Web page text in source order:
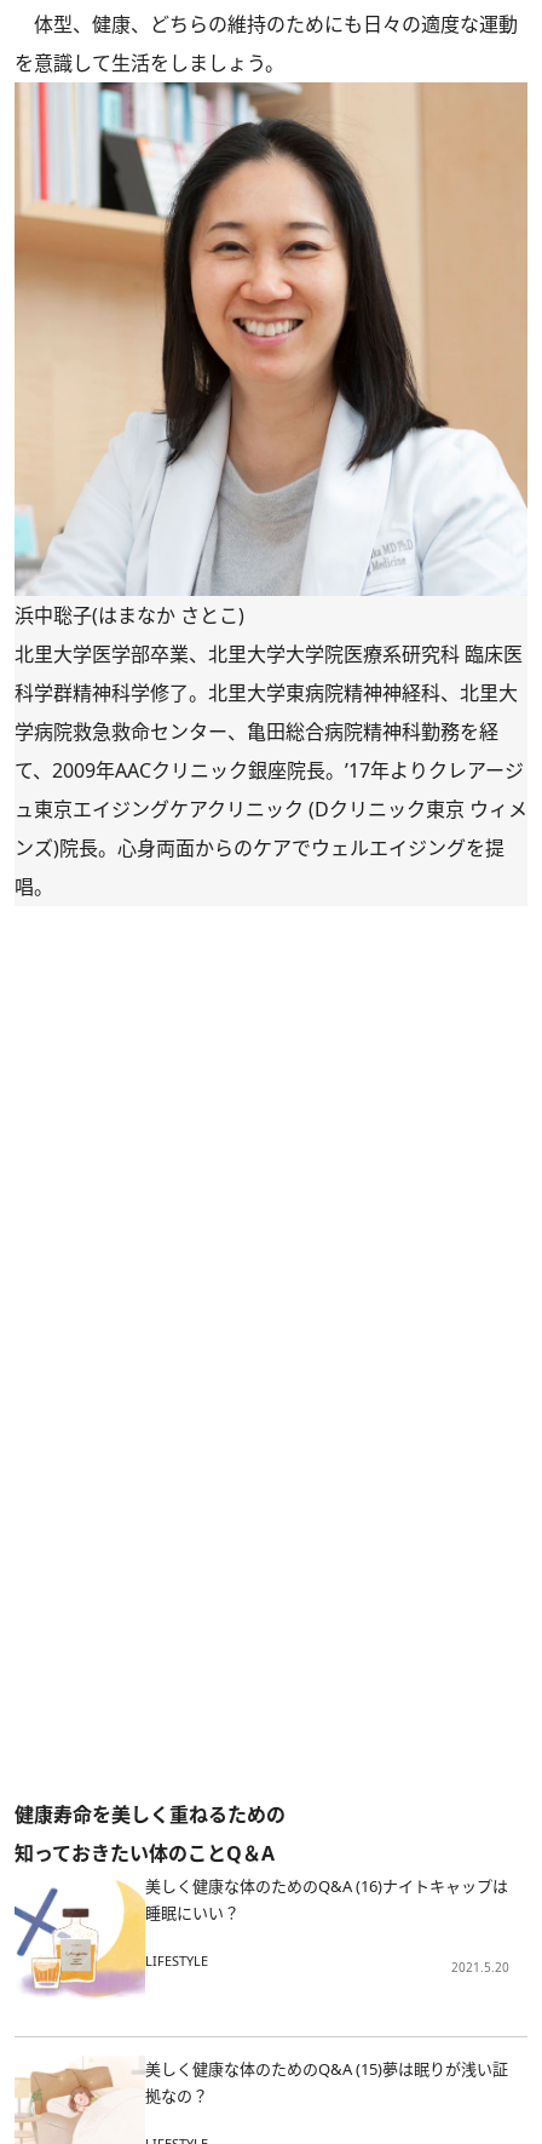
体型、健康、どちらの維持のためにも日々の適度な運動
を意識して生活をしましょう。
浜中聡子(はまなか さとこ)
北里大学医学部卒業、北里大学大学院医療系研究科 臨床医
科学群精神科学修了。北里大学東病院精神神経科、北里大
学病院救急救命センター、亀田総合病院精神科勤務を経
て、2009年AACクリニック銀座院長。’17年よりクレアージ
ュ東京エイジングケアクリニック (Dクリニック東京 ウィメ
ンズ)院長。心身両面からのケアでウェルエイジングを提
唱。
健康寿命を美しく重ねるための
知っておきたい体のことQ＆A
美しく健康な体のためのQ&A (16)ナイトキャップは
睡眠にいい？
LIFESTYLE 2021.5.20
美しく健康な体のためのQ&A (15)夢は眠りが浅い証
拠なの？